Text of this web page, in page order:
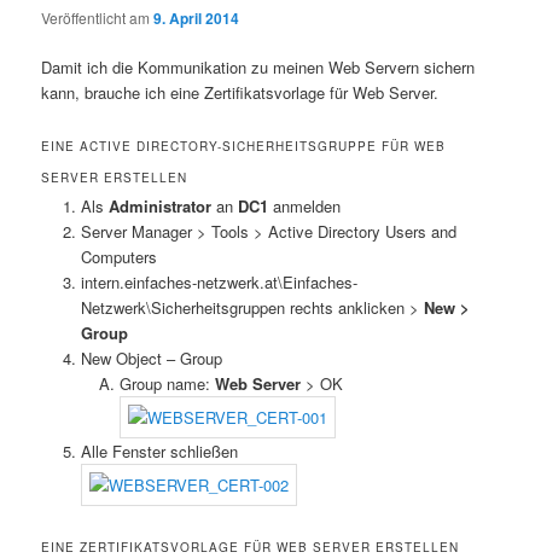
Veröffentlicht am9. April 2014
Damit ich die Kommunikation zu meinen Web Servern sichern
kann, brauche ich eine Zertifikatsvorlage für Web Server.
EINE ACTIVE DIRECTORY-SICHERHEITSGRUPPE FÜR WEB
SERVER ERSTELLEN
Als Administratoran DC1 anmelden
Server Manager > Tools > Active Directory Users and
Computers
intern.einfaches-netzwerk.at\Einfaches-
Netzwerk\Sicherheitsgruppen rechts anklicken > New >
Group
New Object – Group
Group name:Web Server > OK
Alle Fenster schließen
EINE ZERTIFIKATSVORLAGE FÜR WEB SERVER ERSTELLEN